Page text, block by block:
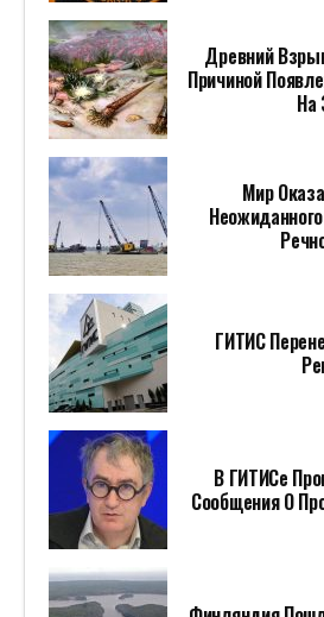
Древний
Причиной
На
Мир
ГИТИС
В ГИТИСе
Сообщения О